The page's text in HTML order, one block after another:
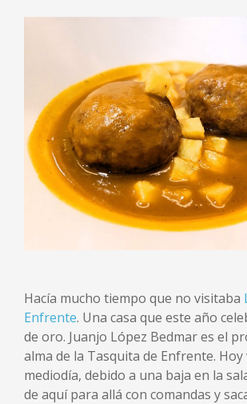
Hacía mucho tiempo que no visitaba
Enfrente. Una casa que este año
de oro. Juanjo López Bedmar es el
alma de la Tasquita de Enfrente. Hoy
mediodía, debido a una baja en la
de aquí para allá con comandas y